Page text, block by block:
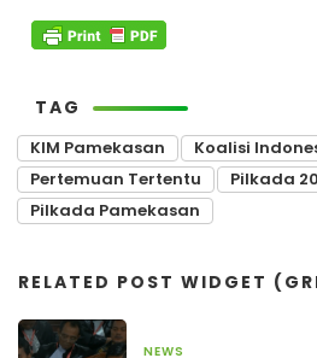
TAG
KIM Pamekasan
Koalisi
Pertemuan Tertentu
Pilkada
Pilkada Pamekasan
RELATED POST WIDGET
NEWS